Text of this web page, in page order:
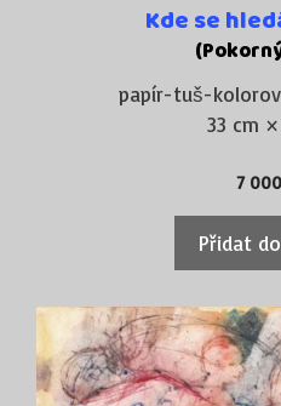
Kde se
papír-tuš-
33 cm
7 000
Přidat